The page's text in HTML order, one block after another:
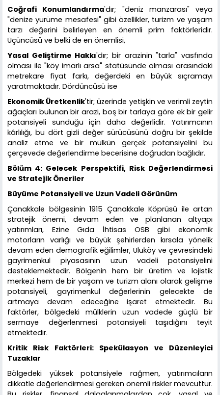
Coğrafi Konumlandırma'dır; "deniz manzarası" veya
"denize yürüme mesafesi" gibi özellikler, turizm ve yaşam
tarzı değerini belirleyen en önemli prim faktörleridir.
Üçüncüsü ve belki de en önemlisi,
Yasal Geliştirme Hakkı'dır; bir arazinin "tarla" vasfında
olması ile "köy imarlı arsa" statüsünde olması arasındaki
metrekare fiyat farkı, değerdeki en büyük sıçramayı
yaratmaktadır. Dördüncüsü ise
Ekonomik Üretkenlik'tir; üzerinde yetişkin ve verimli zeytin
ağaçları bulunan bir arazi, boş bir tarlaya göre ek bir gelir
potansiyeli sunduğu için daha değerlidir. Yatırımcının
kârlılığı, bu dört gizli değer sürücüsünü doğru bir şekilde
analiz etme ve bir mülkün gerçek potansiyelini bu
çerçevede değerlendirme becerisine doğrudan bağlıdır.
Bölüm 4: Gelecek Perspektifi, Risk Değerlendirmesi
ve Stratejik Öneriler
Büyüme Potansiyeli ve Uzun Vadeli Görünüm
Çanakkale bölgesinin 1915 Çanakkale Köprüsü ile artan
stratejik önemi, devam eden ve planlanan altyapı
yatırımları, Ezine Gıda İhtisas OSB gibi ekonomik
motorların varlığı ve büyük şehirlerden kırsala yönelik
devam eden demografik eğilimler, Uluköy ve çevresindeki
gayrimenkul piyasasının uzun vadeli potansiyelini
desteklemektedir. Bölgenin hem bir üretim ve lojistik
merkezi hem de bir yaşam ve turizm alanı olarak gelişme
potansiyeli, gayrimenkul değerlerinin gelecekte de
artmaya devam edeceğine işaret etmektedir. Bu
faktörler, bölgedeki mülklerin uzun vadede güçlü bir
sermaye değerlenmesi potansiyeli taşıdığını teyit
etmektedir.
Kritik Risk Faktörleri: Spekülasyon ve Düzenleyici
Tuzaklar
Bölgedeki yüksek potansiyele rağmen, yatırımcıların
dikkatle değerlendirmesi gereken önemli riskler mevcuttur.